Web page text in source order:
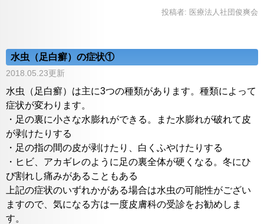
投稿者: 医療法人社団俊爽会
水虫（足白癬）の症状①
2018.05.23更新
水虫（足白癬）は主に3つの種類があります。種類によって
症状が変わります。
・足の裏に小さな水膨れができる。また水膨れが破れて皮
が剥けたりする
・足の指の間の皮が剥けたり、白くふやけたりする
・ヒビ、アカギレのように足の裏全体が硬くなる。冬にひ
び割れし痛みがあることもある
上記の症状のいずれかがある場合は水虫の可能性がござい
ますので、気になる方は一度皮膚科の受診をお勧めしま
す。